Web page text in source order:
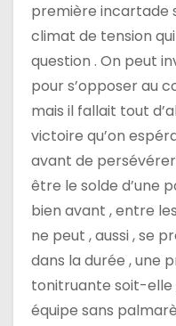
première incartade
climat de tension
question . On peut
pour s’opposer au
mais il fallait tout
victoire qu’on
avant de
être le solde d’une
bien avant , entre
ne peut , aussi , se
dans la durée , une
tonitruante soit-elle
équipe sans